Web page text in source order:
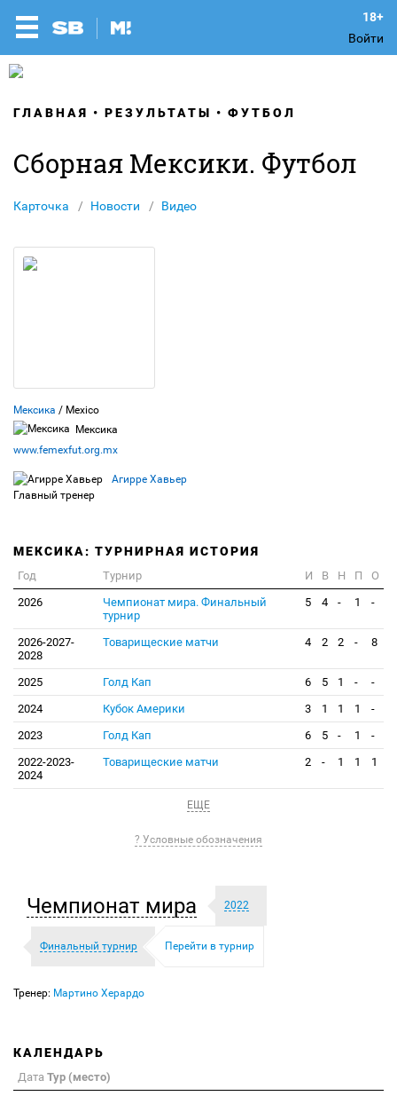
Войти
ГЛАВНАЯ РЕЗУЛЬТАТЫ ФУТБОЛ
Сборная Мексики. Футбол
Карточка Новости Видео
Мексика / Mexico
Мексика
www.femexfut.org.mx
Агирре Хавьер
Главный тренер
МЕКСИКА: ТУРНИРНАЯ ИСТОРИЯ
Год Турнир И В Н П
О
2026
Чемпионат мира. Финальный
турнир
5 4 - 1 -
2026-2027-
2028
Товарищеские матчи 4 2 2 - 8
2025 Голд Кап 6 5 1 -
-
2024
Кубок Америки 3 1 1 1
-
2023
Голд Кап 6 5 - 1
-
2022-2023-
2024
Товарищеские матчи 2 - 1 1 1
ЕЩЕ
? Условные обозначения
Чемпионат мира 2022
Финальный турнир Перейти в турнир
Тренер: Мартино Херардо
КАЛЕНДАРЬ
Дата Тур (место)